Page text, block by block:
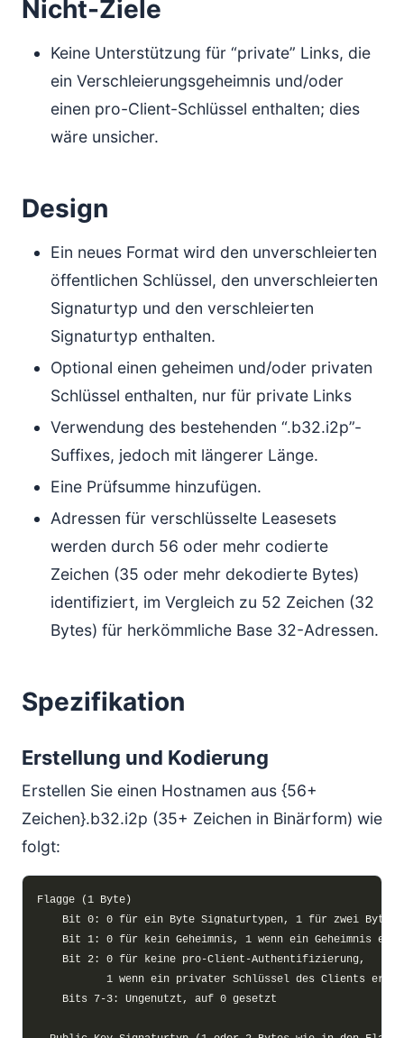
Nicht-Ziele
Keine Unterstützung für “private” Links, die
ein Verschleierungsgeheimnis und/oder
einen pro-Client-Schlüssel enthalten; dies
wäre unsicher.
Design
Ein neues Format wird den unverschleierten
öffentlichen Schlüssel, den unverschleierten
Signaturtyp und den verschleierten
Signaturtyp enthalten.
Optional einen geheimen und/oder privaten
Schlüssel enthalten, nur für private Links
Verwendung des bestehenden “.b32.i2p”-
Suffixes, jedoch mit längerer Länge.
Eine Prüfsumme hinzufügen.
Adressen für verschlüsselte Leasesets
werden durch 56 oder mehr codierte
Zeichen (35 oder mehr dekodierte Bytes)
identifiziert, im Vergleich zu 52 Zeichen (32
Bytes) für herkömmliche Base 32-Adressen.
Spezifikation
Erstellung und Kodierung
Erstellen Sie einen Hostnamen aus {56+
Zeichen}.b32.i2p (35+ Zeichen in Binärform) wie
folgt: